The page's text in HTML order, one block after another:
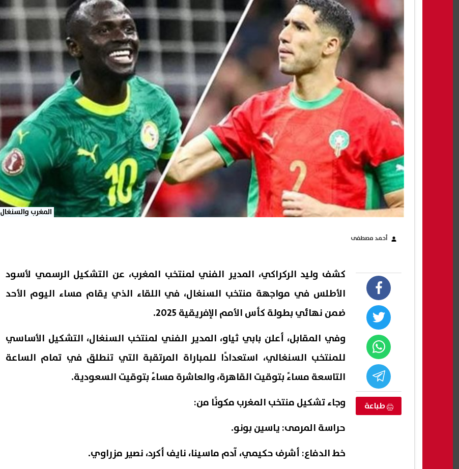
المغرب والسنغال
أحمد مصطفى
طباعة
كشف وليد الركراكي، المدير الفني لمنتخب المغرب، عن التشكيل الرسمي لأسود
الأطلس في مواجهة منتخب السنغال، في اللقاء الذي يقام مساء اليوم الأحد
ضمن نهائي بطولة كأس الأمم الإفريقية 2025.
وفي المقابل، أعلن بابي ثياو، المدير الفني لمنتخب السنغال، التشكيل الأساسي
للمنتخب السنغالي، استعدادًا للمباراة المرتقبة التي تنطلق في تمام الساعة
التاسعة مساءً بتوقيت القاهرة، والعاشرة مساءً بتوقيت السعودية.
وجاء تشكيل منتخب المغرب مكونًا من:
حراسة المرمى: ياسين بونو.
خط الدفاع: أشرف حكيمي، آدم ماسينا، نايف أكرد، نصير مزراوي.